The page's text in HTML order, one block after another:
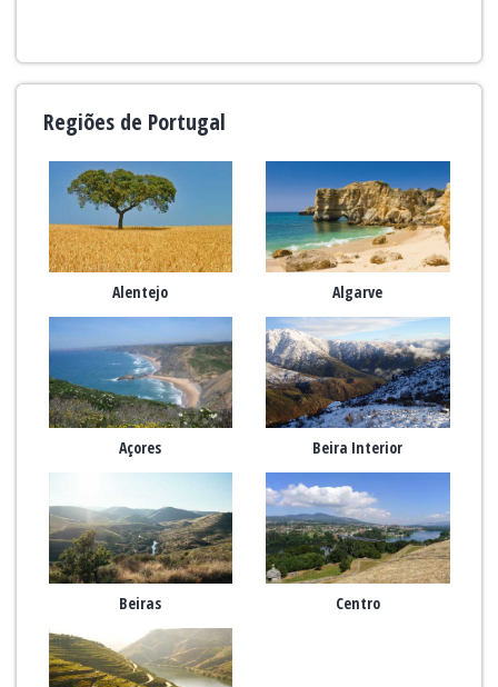
Regiões de Portugal
Alentejo Algarve
Açores Beira Interior
Beiras Centro